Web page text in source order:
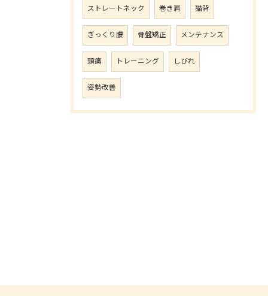
ストレートネック 巻き肩 猫背
ぎっくり腰 骨盤矯正 メンテナンス
頭痛 トレーニング しびれ
姿勢改善